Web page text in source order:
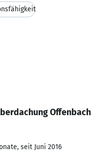
Offenbach
seit Juni 2016